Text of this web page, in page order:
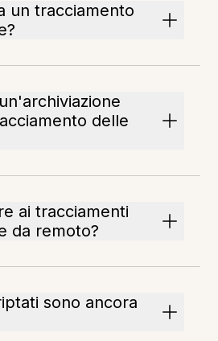
un tracciamento
delle
ai tracciamenti
da remoto?
sono ancora